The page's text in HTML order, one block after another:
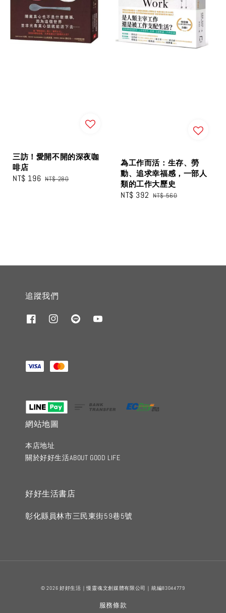
三訪！愛開不開的深夜咖
啡店
Sale
NT$ 196 Regular
NT$ 280
為工作而活：生存、勞
動、追求幸福感，一部人
類的工作大歷史
Sale
NT$ 392 Regular
NT$ 560
追蹤我們
網站地圖
本店地址
關於好好生活ABOUT GOOD LIFE
好好生活書店
彰化縣員林市三民東街59巷5號
© 2026 好好生活｜慢靈魂文創媒體有限公司｜統編83044779
服務條款